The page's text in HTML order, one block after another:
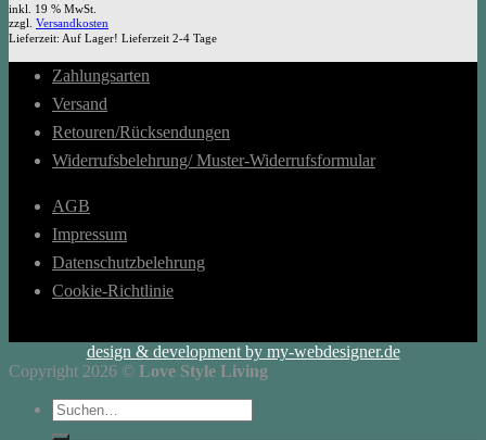
inkl. 19 % MwSt.
zzgl. Versandkosten
Lieferzeit: Auf Lager! Lieferzeit 2-4 Tage
Zahlungsarten
Versand
Retouren/Rücksendungen
Widerrufsbelehrung/ Muster-Widerrufsformular
AGB
Impressum
Datenschutzbelehrung
Cookie-Richtlinie
design & development by my-webdesigner.de
Copyright 2026 © Love Style Living
Suchen
nach: